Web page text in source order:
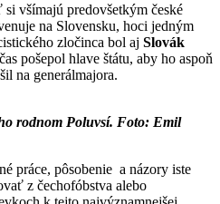
všímajú predovšetkým české
na Slovensku, hoci jedným
zločinca bol aj Slovák
pošepol hlave štátu, aby ho aspoň
na generálmajora.
rodnom Poluvsí. Foto: Emil
práce, pôsobenie a názory iste
z čechofóbstva alebo